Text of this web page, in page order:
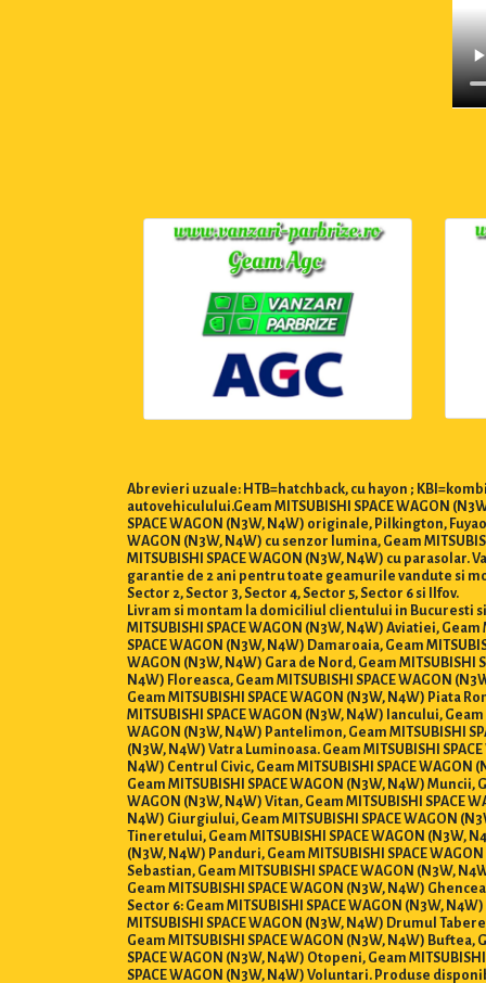
Abrevieri uzuale: HTB=hatchback, cu hayon ;
autovehiculului.Geam MITSUBISHI SPACE WAGON
SPACE WAGON (N3W, N4W) originale, Pilkington,
WAGON (N3W, N4W) cu senzor lumina, Geam
MITSUBISHI SPACE WAGON (N3W, N4W) cu
garantie de 2 ani pentru toate geamurile vandute si
Sector 2, Sector 3, Sector 4, Sector 5, Sector 6 si Ilfov.
Livram si montam la domiciliul clientului in Bucuresti si
MITSUBISHI SPACE WAGON (N3W, N4W) Aviatiei,
SPACE WAGON (N3W, N4W) Damaroaia, Geam
WAGON (N3W, N4W) Gara de Nord, Geam MITSUBISHI
N4W) Floreasca, Geam MITSUBISHI SPACE WAGON
Geam MITSUBISHI SPACE WAGON (N3W, N4W) Piata
MITSUBISHI SPACE WAGON (N3W, N4W) Iancului,
WAGON (N3W, N4W) Pantelimon, Geam MITSUBISHI
(N3W, N4W) Vatra Luminoasa. Geam MITSUBISHI
N4W) Centrul Civic, Geam MITSUBISHI SPACE WAGON
Geam MITSUBISHI SPACE WAGON (N3W, N4W) Muncii,
WAGON (N3W, N4W) Vitan, Geam MITSUBISHI SPACE
N4W) Giurgiului, Geam MITSUBISHI SPACE WAGON
Tineretului, Geam MITSUBISHI SPACE WAGON (N3W,
(N3W, N4W) Panduri, Geam MITSUBISHI SPACE
Sebastian, Geam MITSUBISHI SPACE WAGON (N3W,
Geam MITSUBISHI SPACE WAGON (N3W, N4W)
Sector 6: Geam MITSUBISHI SPACE WAGON (N3W,
MITSUBISHI SPACE WAGON (N3W, N4W) Drumul
Geam MITSUBISHI SPACE WAGON (N3W, N4W)
SPACE WAGON (N3W, N4W) Otopeni, Geam
SPACE WAGON (N3W, N4W) Voluntari. Produse